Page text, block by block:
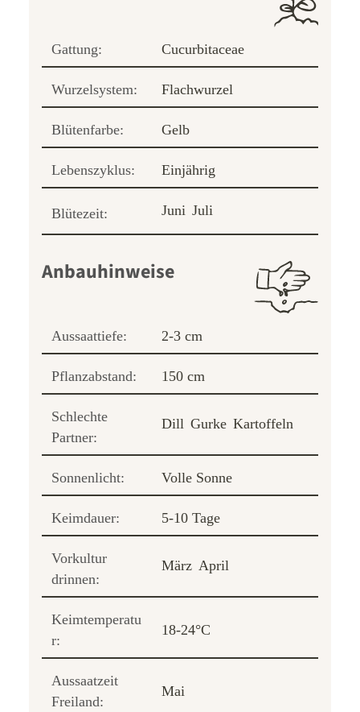
Gattung: Cucurbitaceae
Wurzelsystem: Flachwurzel
Blütenfarbe: Gelb
Lebenszyklus: Einjährig
Blütezeit: Juni Juli
Anbauhinweise
Aussaattiefe: 2-3 cm
Pflanzabstand: 150 cm
Schlechte
Partner:
Dill Gurke Kartoffeln
Sonnenlicht: Volle Sonne
Keimdauer: 5-10 Tage
Vorkultur
drinnen:
März April
Keimtemperatu
r:
18-24°C
Aussaatzeit
Freiland:
Mai